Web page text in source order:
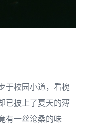
于校园小道，看槐
已披上了夏天的薄
有一丝沧桑的味